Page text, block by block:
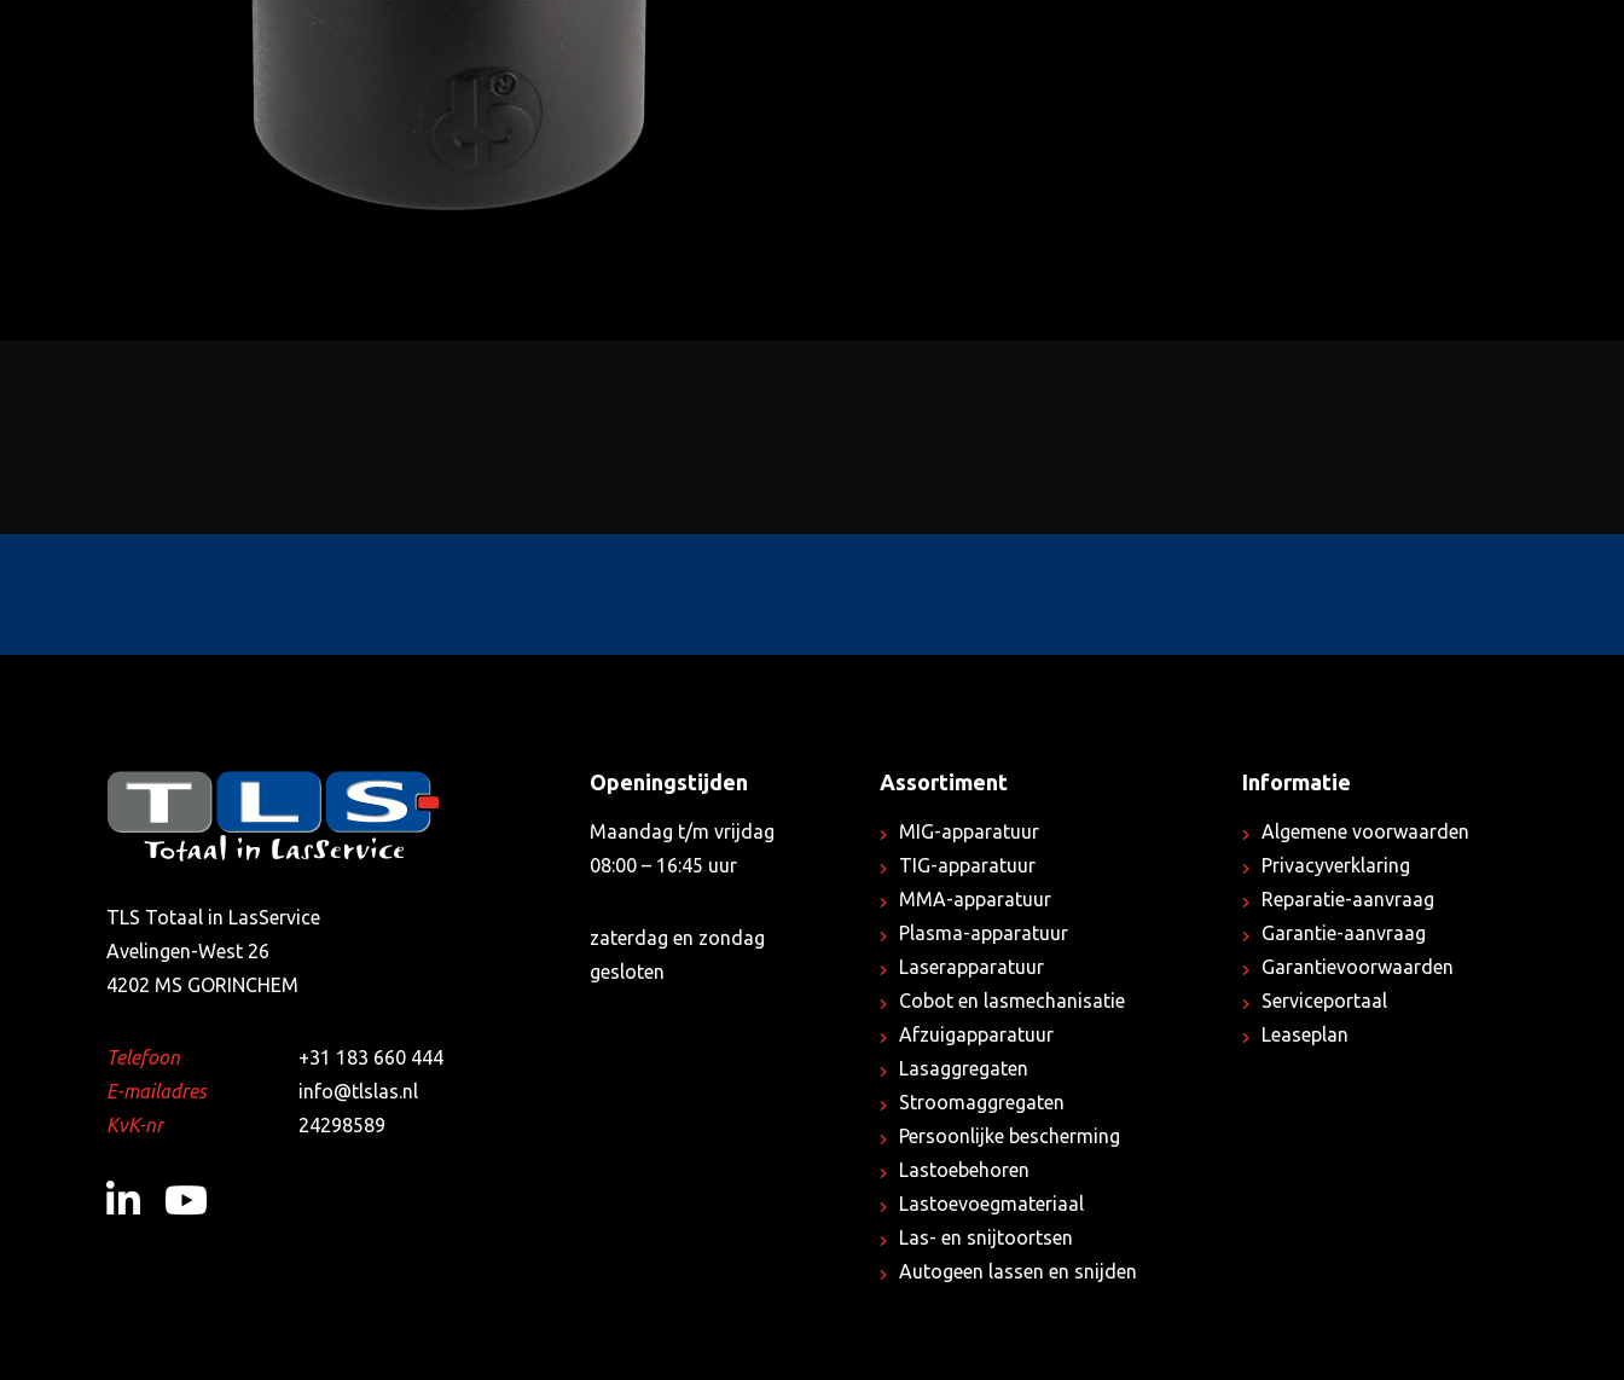
TLS Totaal in LasService
Avelingen-West 26
4202 MS GORINCHEM
Telefoon
+31 183 660 444
E-mailadres
info@tlslas.nl
KvK-nr
24298589
Openingstijden
Maandag t/m vrijdag
08:00 – 16:45 uur
zaterdag en zondag
gesloten
Assortiment
MIG-apparatuur
TIG-apparatuur
MMA-apparatuur
Plasma-apparatuur
Laserapparatuur
Cobot en lasmechanisatie
Afzuigapparatuur
Lasaggregaten
Stroomaggregaten
Persoonlijke bescherming
Lastoebehoren
Lastoevoegmateriaal
Las- en snijtoortsen
Autogeen lassen en snijden
Informatie
Algemene voorwaarden
Privacyverklaring
Reparatie-aanvraag
Garantie-aanvraag
Garantievoorwaarden
Serviceportaal
Leaseplan